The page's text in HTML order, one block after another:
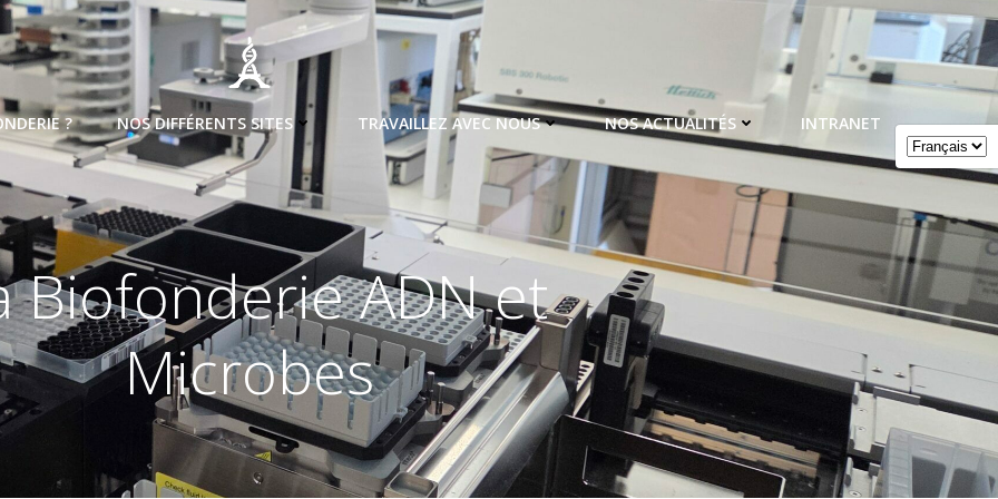
? NOS DIFFÉRENTS SITES TRAVAILLEZ AVEC NOUS NOS ACTUALITÉS INTRANET
Biofonderie ADN et
Microbes